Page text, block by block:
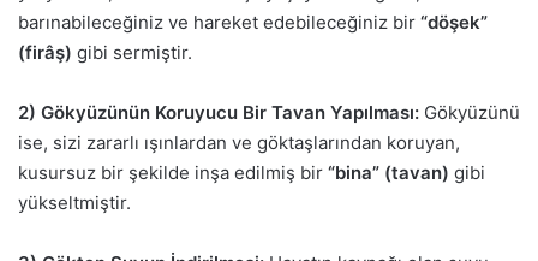
barınabileceğiniz ve hareket edebileceğiniz bir “döşek”
(firâş) gibi sermiştir.
2) Gökyüzünün Koruyucu Bir Tavan Yapılması: Gökyüzünü
ise, sizi zararlı ışınlardan ve göktaşlarından koruyan,
kusursuz bir şekilde inşa edilmiş bir “bina” (tavan) gibi
yükseltmiştir.